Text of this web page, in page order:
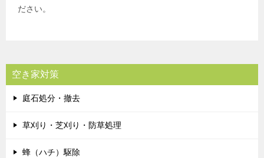
ださい。
空き家対策
庭石処分・撤去
草刈り・芝刈り・防草処理
蜂（ハチ）駆除